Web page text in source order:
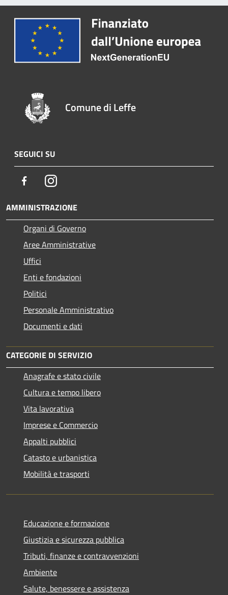
Comune di Leffe
SEGUICI SU
FacebookInstagram
AMMINISTRAZIONE
Organi di Governo
Aree Amministrative
Uffici
Enti e fondazioni
Politici
Personale Amministrativo
Documenti e dati
CATEGORIE DI SERVIZIO
Anagrafe e stato civile
Cultura e tempo libero
Vita lavorativa
Imprese e Commercio
Appalti pubblici
Catasto e urbanistica
Mobilità e trasporti
Educazione e formazione
Giustizia e sicurezza pubblica
Tributi, finanze e contravvenzioni
Ambiente
Salute, benessere e assistenza